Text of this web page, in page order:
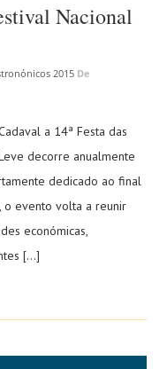
Nacional
2015 De
a 14ª Festa das
decorre anualmente
dedicado ao final
o evento volta a reunir
económicas,
[…]